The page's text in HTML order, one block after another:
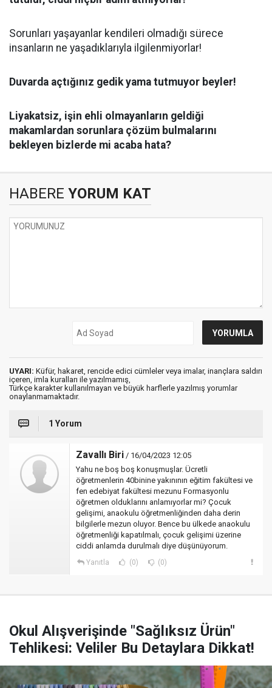
Sorunları yaşayanlar kendileri olmadığı sürece
insanların ne yaşadıklarıyla ilgilenmiyorlar!
Duvarda açtığınız gedik yama tutmuyor beyler!
Liyakatsiz, işin ehli olmayanların geldiği
makamlardan sorunlara çözüm bulmalarını
bekleyen bizlerde mi acaba hata?
HABERE YORUM KAT
UYARI: Küfür, hakaret, rencide edici cümleler veya imalar, inançlara saldırı
içeren, imla kuralları ile yazılmamış,
Türkçe karakter kullanılmayan ve büyük harflerle yazılmış yorumlar
onaylanmamaktadır.
1 Yorum
Zavallı Biri / 16/04/2023 12:05
Yahu ne boş boş konuşmuşlar. Ücretli
öğretmenlerin 40binine yakınının eğitim fakültesi ve
fen edebiyat fakültesi mezunu Formasyonlu
öğretmen olduklarını anlamıyorlar mi? Çocuk
gelişimi, anaokulu öğretmenliğinden daha derin
bilgilerle mezun oluyor. Bence bu ülkede anaokulu
öğretmenliği kapatılmalı, çocuk gelişimi üzerine
ciddi anlamda durulmalı diye düşünüyorum.
Yanıtla (0) (0)
Okul Alışverişinde "Sağlıksız Ürün"
Tehlikesi: Veliler Bu Detaylara Dikkat!